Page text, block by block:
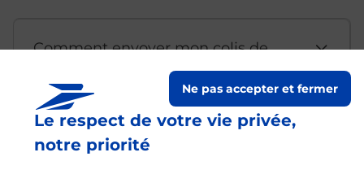
Le respect de votre vie privée,
notre priorité
Ne pas accepter et fermer
Comment envoyer mon colis de
Est-il possible d’acheter un
emballage directement depuis un